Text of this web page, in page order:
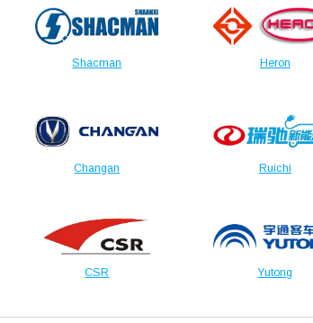
Shacman Heron
Changan Ruichi
CSR Yutong